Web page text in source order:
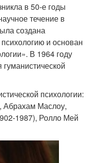
в 50-е годы
течение в
создана
и основан
В 1964 году
психологии:
Абрахам Маслоу,
1987), Ролло Мей